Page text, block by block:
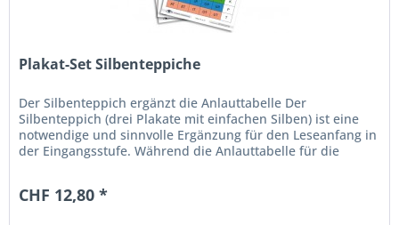
Plakat-Set Silbenteppiche
Der Silbenteppich ergänzt die Anlauttabelle Der
Silbenteppich (drei Plakate mit einfachen Silben) ist eine
notwendige und sinnvolle Ergänzung für den Leseanfang in
der Eingangsstufe. Während die Anlauttabelle für die
CHF 12,80 *